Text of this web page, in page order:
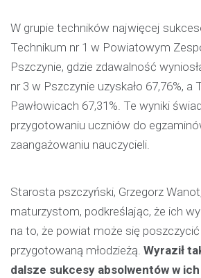
W grupie techników najwięcej
Technikum nr 1 w Powiatowym
Pszczynie, gdzie zdawalność
nr 3 w Pszczynie uzyskało 67,76%, a
Pawłowicach 67,31%. Te wyniki
przygotowaniu uczniów do
zaangażowaniu nauczycieli.
Starosta pszczyński, Grzegorz
maturzystom, podkreślając, że ich
na to, że powiat może się
przygotowaną młodzieżą. Wyraził
dalsze sukcesy absolwentów w